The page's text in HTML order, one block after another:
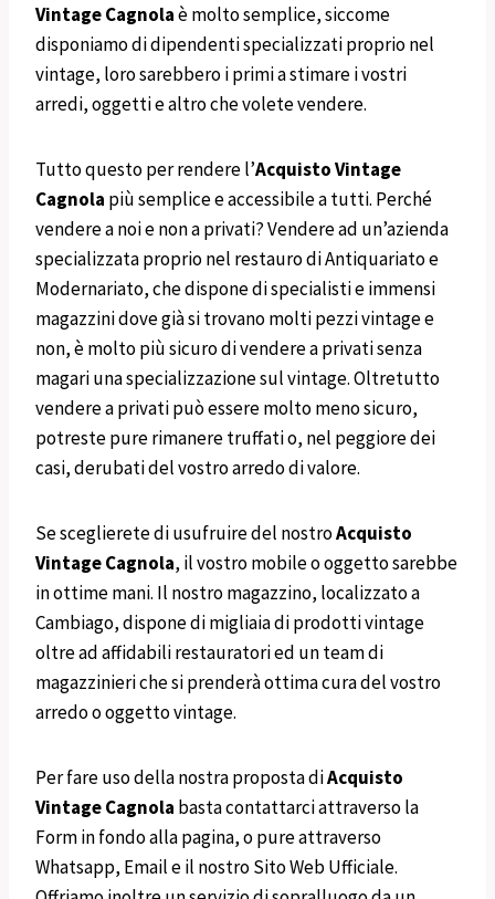
VintageCagnolaè molto semplice, siccome
disponiamo di dipendenti specializzati proprio nel
vintage, loro sarebbero i primi a stimare i vostri
arredi, oggetti e altro che volete vendere.
Tutto questo per rendere l’Acquisto Vintage
Cagnola più semplice e accessibile a tutti. Perché
vendere a noi e non a privati? Vendere ad un’azienda
specializzata proprio nel restauro di Antiquariato e
Modernariato, che dispone di specialisti e immensi
magazzini dove già si trovano molti pezzi vintage e
non, è molto più sicuro di vendere a privati senza
magari una specializzazione sul vintage. Oltretutto
vendere a privati può essere molto meno sicuro,
potreste pure rimanere truffati o, nel peggiore dei
casi, derubati del vostro arredo di valore.
Se sceglierete di usufruire del nostroAcquisto
VintageCagnola, il vostro mobile o oggetto sarebbe
in ottime mani. Il nostro magazzino, localizzato a
Cambiago, dispone di migliaia di prodotti vintage
oltre ad affidabili restauratori ed un team di
magazzinieri che si prenderà ottima cura del vostro
arredo o oggetto vintage.
Per fare uso della nostra proposta diAcquisto
VintageCagnola basta contattarci attraverso la
Form in fondo alla pagina, o pure attraverso
Whatsapp, Email e il nostro Sito Web Ufficiale.